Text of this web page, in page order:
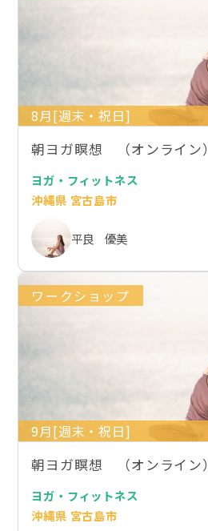
8月[週末・祝日]
朝ヨガ瞑想 （オンライン）
ヨガ・フィットネス
沖縄県 宮古島市
平良 優美
ワークショップ
9月[週末・祝日]
朝ヨガ瞑想 （オンライン）
ヨガ・フィットネス
沖縄県 宮古島市